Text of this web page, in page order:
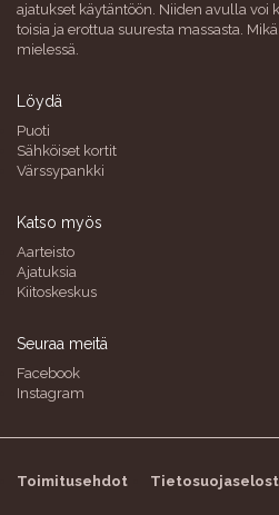
ajatukset käytäntöön. Niiden avulla voi
toisia ja erottua suuresta massasta.
mielessä.
Löydä
Puoti
Sähköiset kortit
Värssypankki
Katso myös
Aarteisto
Ajatuksia
Kiitoskeskus
Seuraa meitä
Facebook
Instagram
Toimitusehdot